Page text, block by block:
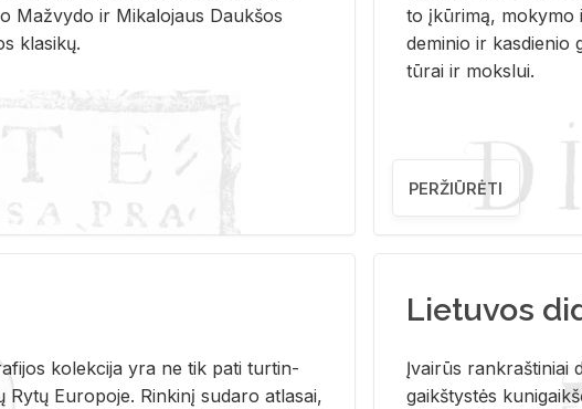
Ma­žvy­do ir Mi­ka­lo­jaus Dauk­šos
kla­si­kų.
to įkū­ri­mą,
de­mi­nio ir
tū­rai ir moks­lui.
PERŽIŪRĖTI
ko­lek­ci­ja yra ne tik pati tur­tin­
Rytų Eu­ro­po­je. Rin­ki­nį su­da­ro at­la­sai,
Lietuvos
Įvai­rūs rank­raš­ti­niai
gaikš­tys­tės